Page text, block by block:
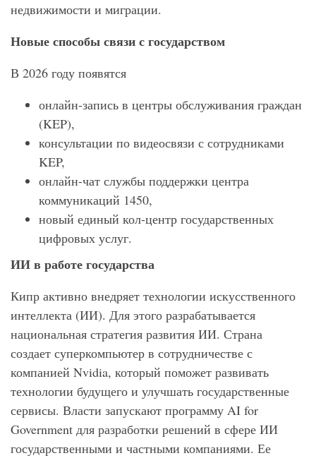
недвижимости и миграции.
Новые способы связи с государством
В 2026 году появятся
онлайн-запись в центры обслуживания граждан
(KEP),
консультации по видеосвязи с сотрудниками
KEP,
онлайн-чат службы поддержки центра
коммуникаций 1450,
новый единый кол-центр государственных
цифровых услуг.
ИИ в работе государства
Кипр активно внедряет технологии искусственного
интеллекта (ИИ). Для этого разрабатывается
национальная стратегия развития ИИ. Страна
создает суперкомпьютер в сотрудничестве с
компанией Nvidia, который поможет развивать
технологии будущего и улучшать государственные
сервисы. Власти запускают программу AI for
Government для разработки решений в сфере ИИ
государственными и частными компаниями. Ее